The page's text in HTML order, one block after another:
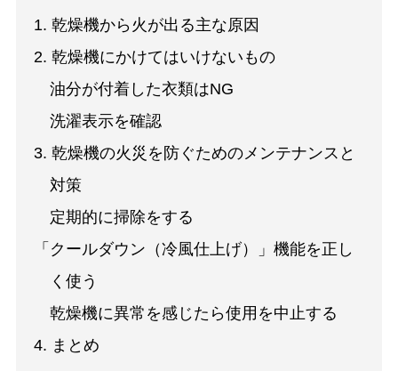
1. 乾燥機から火が出る主な原因
2. 乾燥機にかけてはいけないもの
油分が付着した衣類はNG
洗濯表示を確認
3. 乾燥機の火災を防ぐためのメンテナンスと
対策
定期的に掃除をする
「クールダウン（冷風仕上げ）」機能を正し
く使う
乾燥機に異常を感じたら使用を中止する
4. まとめ